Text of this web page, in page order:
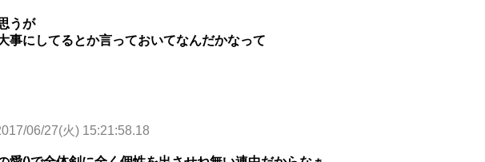
うが
事にしてるとか言っておいてなんだかなって
06/27(火) 15:21:58.18